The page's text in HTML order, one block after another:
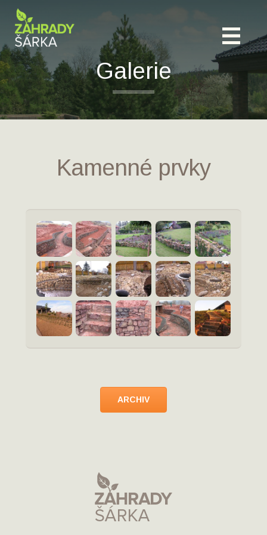
Galerie
Kamenné prvky
ARCHIV